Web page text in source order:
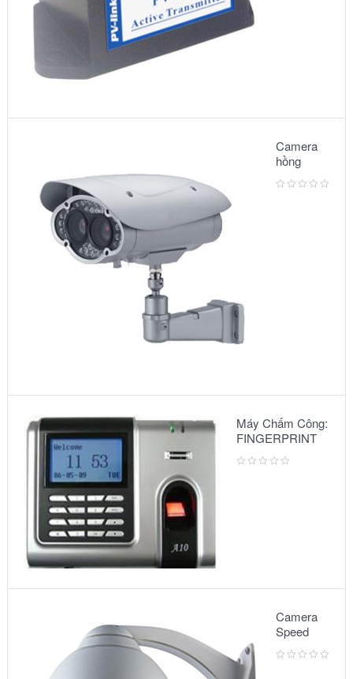
Camera
hồng
ngoại:
Model –
Máy Chấm Công:
FINGERPRINT
A10
Camera
Speed
Dome:
Model